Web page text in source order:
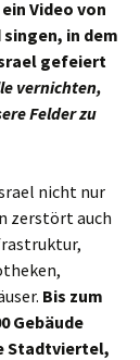
Video von
in dem
gefeiert
vernichten,
Felder zu
nicht nur
zerstört auch
Bis zum
Gebäude
Stadtviertel,